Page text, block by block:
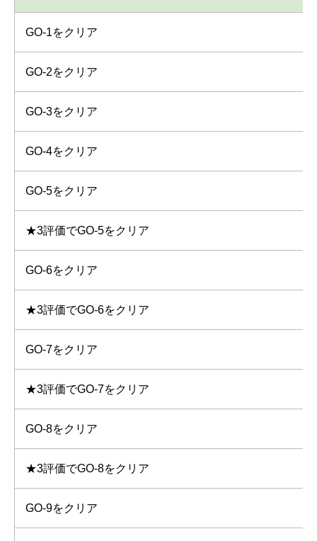
GO-1をクリア
GO-2をクリア
GO-3をクリア
GO-4をクリア
GO-5をクリア
★3評価でGO-5をクリア
GO-6をクリア
★3評価でGO-6をクリア
GO-7をクリア
★3評価でGO-7をクリア
GO-8をクリア
★3評価でGO-8をクリア
GO-9をクリア